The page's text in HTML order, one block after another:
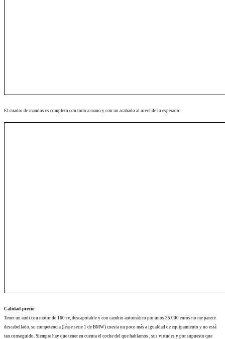
El cuadro de mandos es completo con todo a mano y con un acabado al nivel de lo esperado.
Calidad-precio
Tener un audi con motor de 160 cv, descapotable y con cambio automático por unos 35.000 euros no me parece
descabellado, su competencia (léase serie 1 de BMW) cuesta un poco más a igualdad de equipamiento y no está
tan conseguido. Siempre hay que tener en cuenta el coche del que hablamos , sus virtudes y por supuesto que